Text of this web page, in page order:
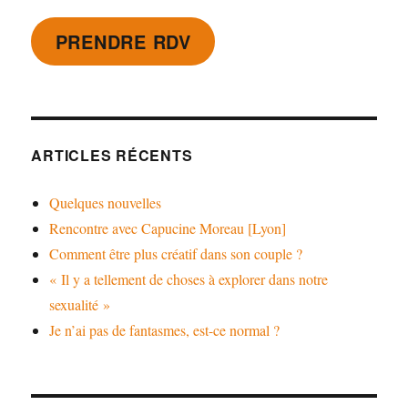
PRENDRE RDV
ARTICLES RÉCENTS
Quelques nouvelles
Rencontre avec Capucine Moreau [Lyon]
Comment être plus créatif dans son couple ?
« Il y a tellement de choses à explorer dans notre
sexualité »
Je n’ai pas de fantasmes, est-ce normal ?